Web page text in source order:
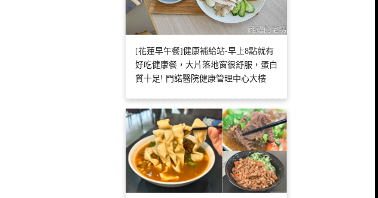
[花蓮早午餐]健康補給站-早上8點就有
好吃健康餐，大片落地窗很舒服，蛋白
質十足! 門諾醫院健康管理中心大樓